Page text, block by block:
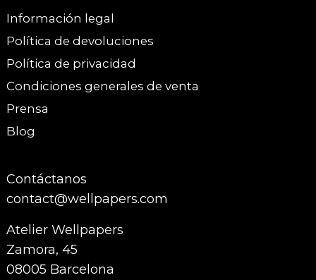
Información legal
Política de devoluciones
Política de privacidad
Condiciones generales de venta
Prensa
Blog
Contáctanos
contact@wellpapers.com
Atelier Wellpapers
Zamora, 45
08005 Barcelona